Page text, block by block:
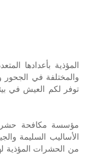
المؤذية بأعدادها
والمختلفة في
توفر لكم العيش في
مؤسسة مكافحة
الأساليب السليمة
من الحشرات المؤذية